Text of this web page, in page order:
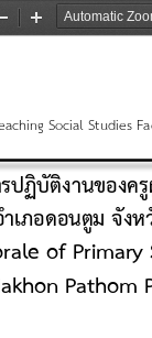
Zoom
Zoom
Social Studies
ปฏิบัติงานของค
าเภอดอนตูม จัง
of Primary
Pathom